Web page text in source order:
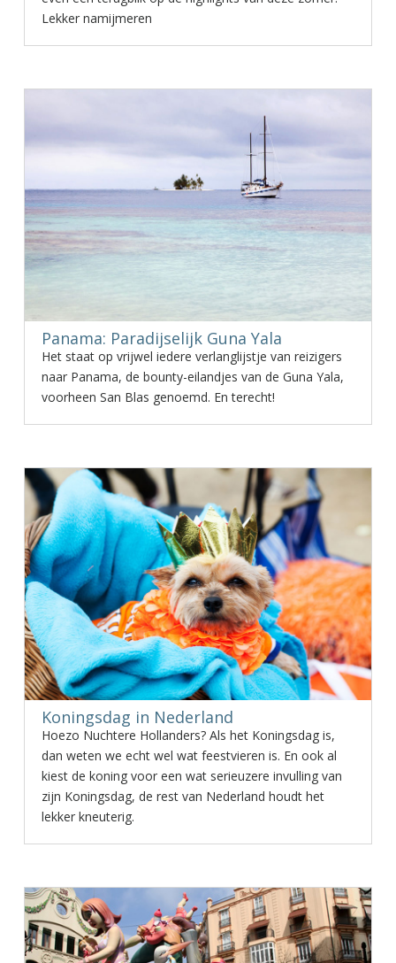
Lekker namijmeren
Panama: Paradijselijk Guna Yala
Het staat op vrijwel iedere verlanglijstje van reizigers
naar Panama, de bounty-eilandjes van de Guna Yala,
voorheen San Blas genoemd. En terecht!
Koningsdag in Nederland
Hoezo Nuchtere Hollanders? Als het Koningsdag is,
dan weten we echt wel wat feestvieren is. En ook al
kiest de koning voor een wat serieuzere invulling van
zijn Koningsdag, de rest van Nederland houdt het
lekker kneuterig.